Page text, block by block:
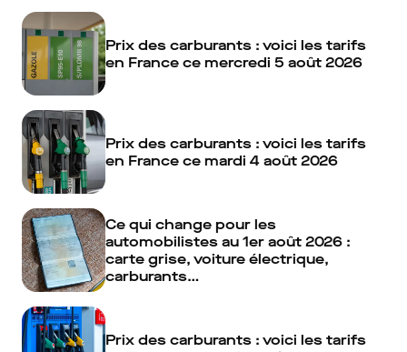
Prix des carburants : voici les tarifs
en France ce mercredi 5 août 2026
Prix des carburants : voici les tarifs
en France ce mardi 4 août 2026
Ce qui change pour les
automobilistes au 1er août 2026 :
carte grise, voiture électrique,
carburants…
Prix des carburants : voici les tarifs